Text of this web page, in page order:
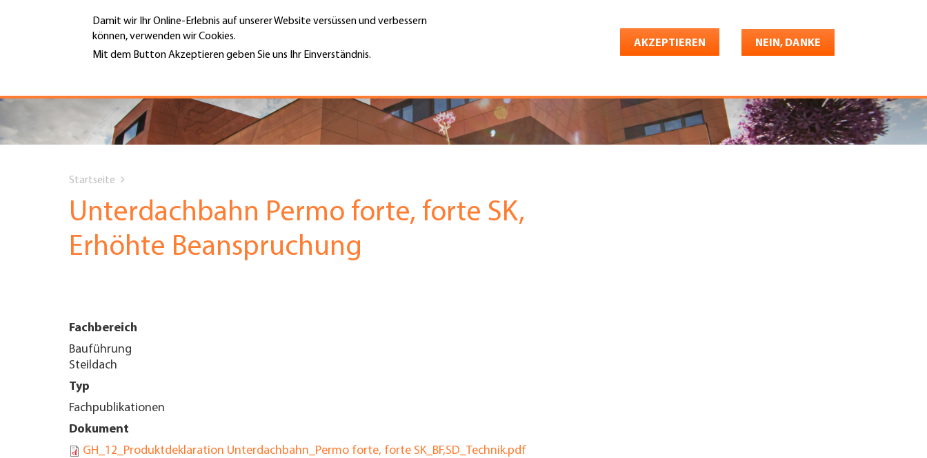
Damit wir Ihr Online-Erlebnis auf unserer Website versüssen und verbessern
können, verwenden wir Cookies.
Mit dem Button Akzeptieren geben Sie uns Ihr Einverständnis.
AKZEPTIEREN NEIN, DANKE
Hauptnavigation
PORTRÄT
DIENSTLEISTUNGEN
MITGLIEDSCHAFT
UNTERNEHMEN FINDEN
FACHZEITSCHRIFT
MENÜ
Top
Menu
Jobs & Karriere Shop Konto Deutsch
are
here
Startseite
Unterdachbahn Permo forte, forte SK,
Erhöhte Beanspruchung
Fachbereich
Bauführung
Steildach
Typ
Fachpublikationen
Dokument
GH_12_Produktdeklaration Unterdachbahn_Permo forte, forte SK_BF,SD_Technik.pdf